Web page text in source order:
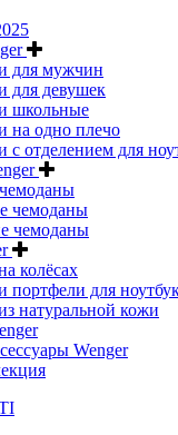
для мужчин
для девушек
школьные
на одно плечо
с отделением для
чемоданы
чемоданы
колёсах
портфели для
натуральной кожи
Wenger